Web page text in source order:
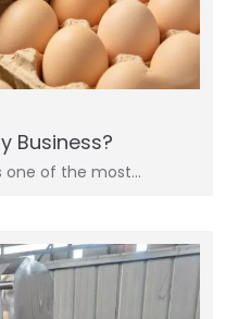
Business?
one of the most…